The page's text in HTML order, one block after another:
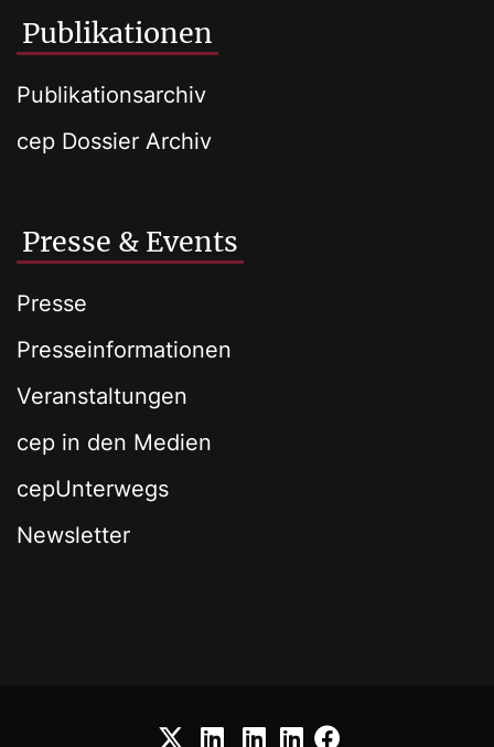
Publikationen
Publikationsarchiv
cep Dossier Archiv
Presse & Events
Presse
Presseinformationen
Veranstaltungen
cep in den Medien
cepUnterwegs
Newsletter